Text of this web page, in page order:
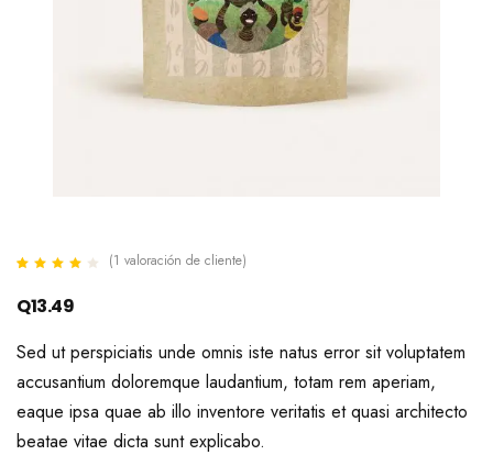
4.00
sobre 5
puntuación
(1 valoración de cliente)
Q13.49
Sed ut perspiciatis unde omnis iste natus error sit voluptatem
accusantium doloremque laudantium, totam rem aperiam,
eaque ipsa quae ab illo inventore veritatis et quasi architecto
beatae vitae dicta sunt explicabo.